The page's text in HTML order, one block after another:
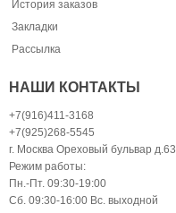
История заказов
Закладки
Рассылка
НАШИ КОНТАКТЫ
+7(916)411-3168
+7(925)268-5545
г. Москва Ореховый бульвар д.63
Режим работы:
Пн.-Пт. 09:30-19:00
Сб. 09:30-16:00 Вс. выходной